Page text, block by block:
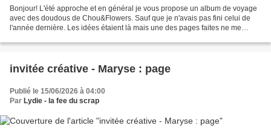
Bonjour! L'été approche et en général je vous propose un album de voyage
avec des doudous de Chou&Flowers. Sauf que je n'avais pas fini celui de
l'année dernière. Les idées étaient là mais une des pages faites ne me
invitée créative - Maryse : page
Publié le 15/06/2026 à 04:00
Par Lydie - la fee du scrap